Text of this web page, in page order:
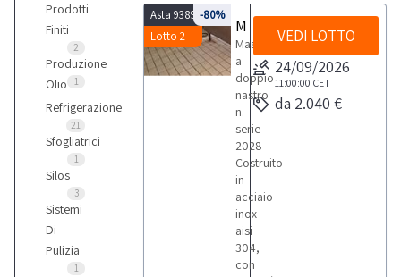
Prodotti
Finiti
2
Produzione
Olio
1
Refrigerazione
21
Sfogliatrici
1
Silos
3
Sistemi
Di
Pulizia
1
Asta 9389
Lotto 2
-80%
Massaggiatore
a
doppio
nastro
n.
serie
2028
Costruito
in
acciaio
inox
aisi
304,
con
VEDI LOTTO
24/09/2026
11:00:00 CET
da 2.040 €